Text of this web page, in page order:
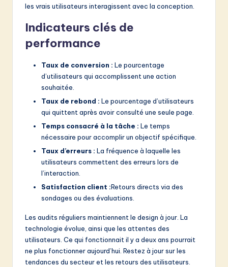
les vrais utilisateurs interagissent avec la conception.
Indicateurs clés de
performance
Taux de conversion : Le pourcentage
d’utilisateurs qui accomplissent une action
souhaitée.
Taux de rebond : Le pourcentage d’utilisateurs
qui quittent après avoir consulté une seule page.
Temps consacré à la tâche : Le temps
nécessaire pour accomplir un objectif spécifique.
Taux d’erreurs : La fréquence à laquelle les
utilisateurs commettent des erreurs lors de
l’interaction.
Satisfaction client :Retours directs via des
sondages ou des évaluations.
Les audits réguliers maintiennent le design à jour. La
technologie évolue, ainsi que les attentes des
utilisateurs. Ce qui fonctionnait il y a deux ans pourrait
ne plus fonctionner aujourd’hui. Restez à jour sur les
tendances du secteur et les retours des utilisateurs.